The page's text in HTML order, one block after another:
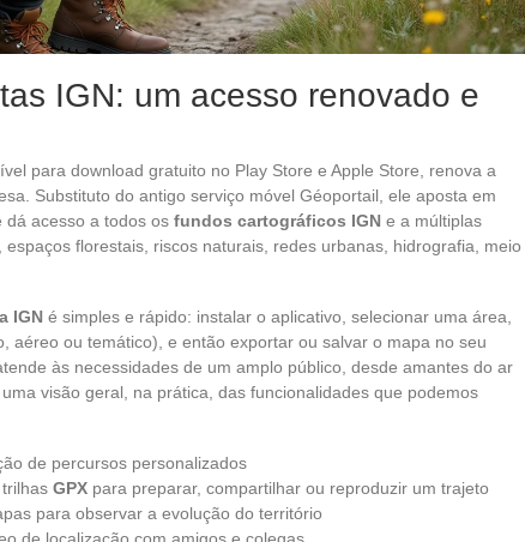
IGN: um acesso renovado e
para download gratuito no Play Store e Apple Store, renova a
Substituto do antigo serviço móvel Géoportail, ele aposta em
dá acesso a todos os fundos cartográficos IGN e a múltiplas
florestais, riscos naturais, redes urbanas, hidrografia, meio
IGN é simples e rápido: instalar o aplicativo, selecionar uma área,
aéreo ou temático), e então exportar ou salvar o mapa no seu
às necessidades de um amplo público, desde amantes do ar
visão geral, na prática, das funcionalidades que podemos
de percursos personalizados
GPX para preparar, compartilhar ou reproduzir um trajeto
para observar a evolução do território